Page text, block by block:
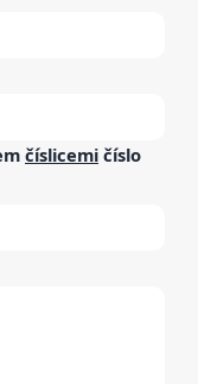
číslicemi číslo